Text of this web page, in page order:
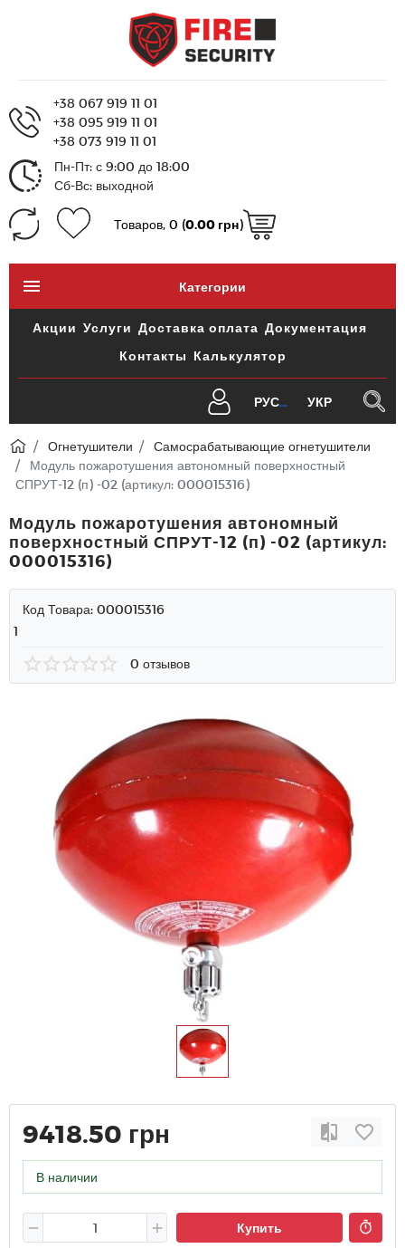
+38 067 919 11 01
+38 095 919 11 01
+38 073 919 11 01
Пн-Пт: с 9:00 до 18:00
Сб-Вс: выходной
Товаров, 0 (0.00 грн)
Категории
Акции Услуги Доставка оплата Документация
Контакты Калькулятор
РУС УКР
Огнетушители
Самосрабатывающие огнетушители
Модуль пожаротушения автономный поверхностный
СПРУТ-12 (п) -02 (артикул: 000015316)
Модуль пожаротушения автономный
поверхностный СПРУТ-12 (п) -02 (артикул:
000015316)
Код Товара: 000015316
1
0 отзывов
9418.50 грн
В наличии
Купить